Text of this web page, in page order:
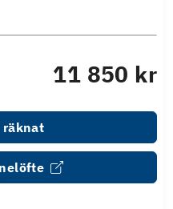
11 850 kr
räknat